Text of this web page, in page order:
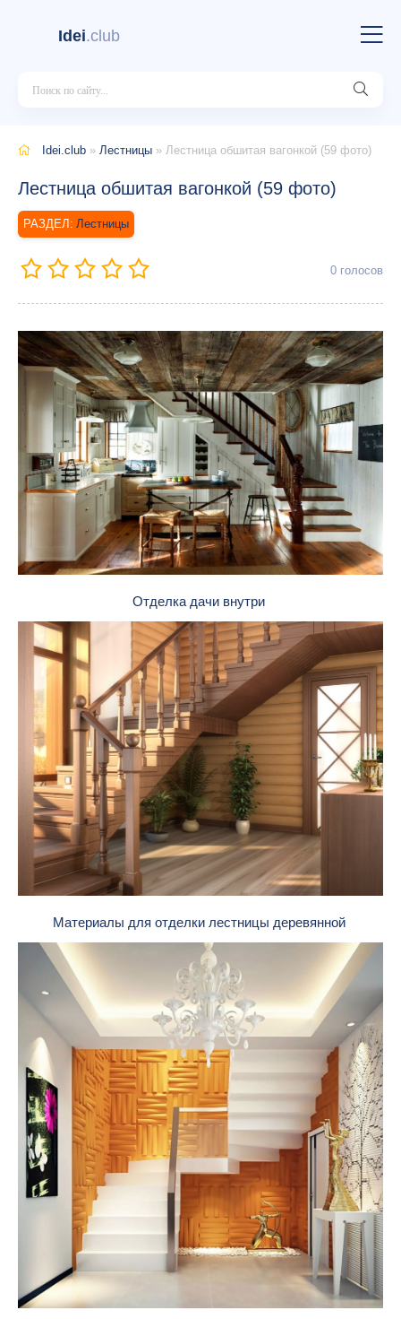
Idei.club
Idei.club » Лестницы » Лестница обшитая вагонкой (59 фото)
Лестница обшитая вагонкой (59 фото)
Лестницы
0 голосов
Отделка дачи внутри
Материалы для отделки лестницы деревянной